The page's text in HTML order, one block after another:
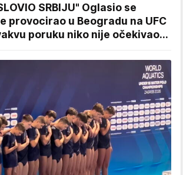
SRBIJU" Oglasio se
provocirao u Beogradu na UFC
poruku niko nije očekivao...